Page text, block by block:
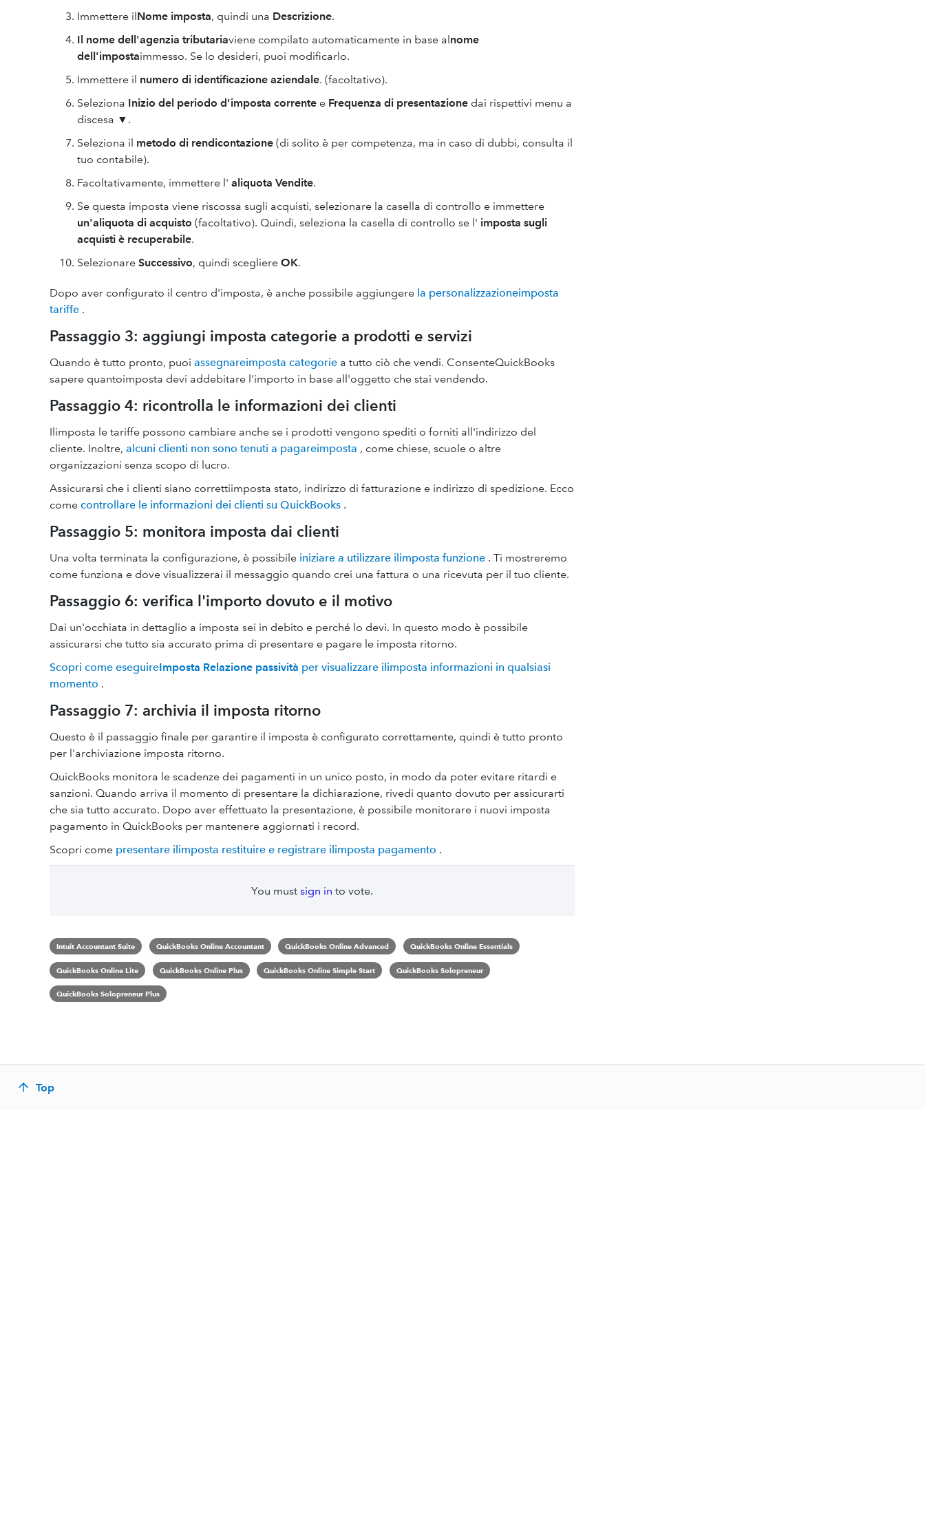
Immettere ilNome imposta, quindi una Descrizione.
Il nome dell'agenzia tributariaviene compilato automaticamente in base alnome
dell'impostaimmesso. Se lo desideri, puoi modificarlo.
Immettere il numero di identificazione aziendale. (facoltativo).
Seleziona Inizio del periodo d'imposta corrente e Frequenza di presentazione dai rispettivi menu a
discesa ▼.
Seleziona il metodo di rendicontazione (di solito è per competenza, ma in caso di dubbi, consulta il
tuo contabile).
Facoltativamente, immettere l' aliquota Vendite.
Se questa imposta viene riscossa sugli acquisti, selezionare la casella di controllo e immettere
un'aliquota di acquisto (facoltativo). Quindi, seleziona la casella di controllo se l' imposta sugli
acquisti è recuperabile.
Selezionare Successivo, quindi scegliere OK.
Dopo aver configurato il centro d'imposta, è anche possibile aggiungere la personalizzazioneimposta
tariffe .
Passaggio 3: aggiungi imposta categorie a prodotti e servizi
Quando è tutto pronto, puoi assegnareimposta categorie a tutto ciò che vendi. ConsenteQuickBooks
sapere quantoimposta devi addebitare l'importo in base all'oggetto che stai vendendo.
Passaggio 4: ricontrolla le informazioni dei clienti
Ilimposta le tariffe possono cambiare anche se i prodotti vengono spediti o forniti all'indirizzo del
cliente. Inoltre, alcuni clienti non sono tenuti a pagareimposta , come chiese, scuole o altre
organizzazioni senza scopo di lucro.
Assicurarsi che i clienti siano correttiimposta stato, indirizzo di fatturazione e indirizzo di spedizione. Ecco
come controllare le informazioni dei clienti su QuickBooks .
Passaggio 5: monitora imposta dai clienti
Una volta terminata la configurazione, è possibile iniziare a utilizzare ilimposta funzione . Ti mostreremo
come funziona e dove visualizzerai il messaggio quando crei una fattura o una ricevuta per il tuo cliente.
Passaggio 6: verifica l'importo dovuto e il motivo
Dai un'occhiata in dettaglio a imposta sei in debito e perché lo devi. In questo modo è possibile
assicurarsi che tutto sia accurato prima di presentare e pagare le imposta ritorno.
Scopri come eseguireImposta Relazione passività per visualizzare ilimposta informazioni in qualsiasi
momento .
Passaggio 7: archivia il imposta ritorno
Questo è il passaggio finale per garantire il imposta è configurato correttamente, quindi è tutto pronto
per l'archiviazione imposta ritorno.
QuickBooks monitora le scadenze dei pagamenti in un unico posto, in modo da poter evitare ritardi e
sanzioni. Quando arriva il momento di presentare la dichiarazione, rivedi quanto dovuto per assicurarti
che sia tutto accurato. Dopo aver effettuato la presentazione, è possibile monitorare i nuovi imposta
pagamento in QuickBooks per mantenere aggiornati i record.
Scopri come presentare ilimposta restituire e registrare ilimposta pagamento .
You must sign in to vote.
Intuit Accountant Suite QuickBooks Online Accountant QuickBooks Online Advanced QuickBooks Online Essentials
QuickBooks Online Lite QuickBooks Online Plus QuickBooks Online Simple Start QuickBooks Solopreneur
QuickBooks Solopreneur Plus
Top